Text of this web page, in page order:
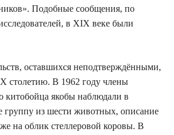
Подобные сообщения, по
в XIX веке были
оставшихся неподтверждёнными,
столетию. В 1962 году члены
китобойца якобы наблюдали в
группу из шести животных, описание
на облик стеллеровой коровы. В